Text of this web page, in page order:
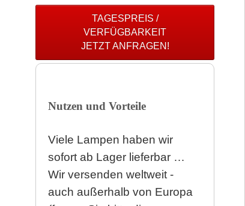
TAGESPREIS /
VERFÜGBARKEIT
JETZT ANFRAGEN!
Nutzen und Vorteile
Viele Lampen haben wir
sofort ab Lager lieferbar …
Wir versenden weltweit -
auch außerhalb von Europa